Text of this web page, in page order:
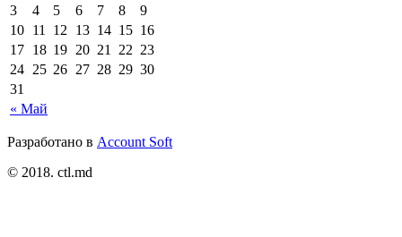
« Май
3
4 5 6 7 8
9
10 11 12 13 14 15 16
17 18 19 20 21 22 23
24 25 26 27 28 29 30
31
Разработано в Account Soft
© 2018. ctl.md